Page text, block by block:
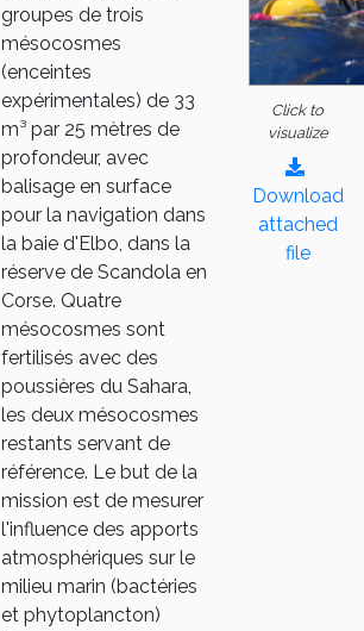
groupes de trois
mésocosmes
(enceintes
expérimentales) de 33
m³ par 25 mètres de
profondeur, avec
balisage en surface
pour la navigation dans
la baie d'Elbo, dans la
réserve de Scandola en
Corse. Quatre
mésocosmes sont
fertilisés avec des
poussières du Sahara,
les deux mésocosmes
restants servant de
référence. Le but de la
mission est de mesurer
l'influence des apports
atmosphériques sur le
milieu marin (bactéries
et phytoplancton)
Click to
visualize
Download
attached
file